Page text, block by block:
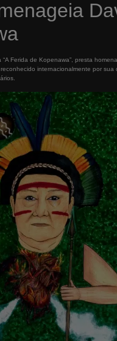
Ferida de Kopenawa”, presta
internacionalmente por sua